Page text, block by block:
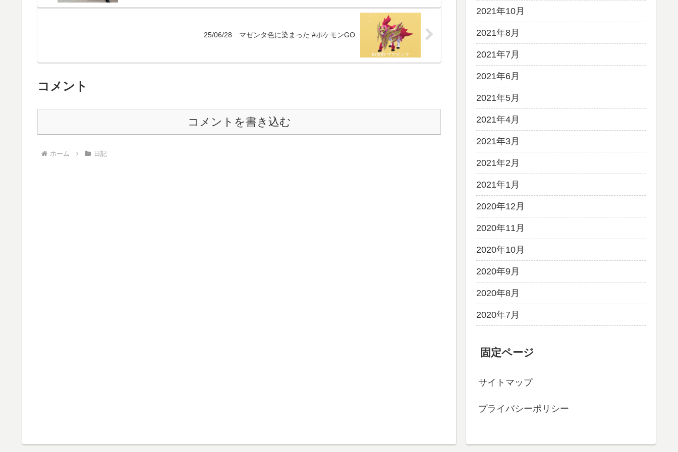
25/06/28 マゼンタ色に染まった #ポケモンGO
コメント
コメントを書き込む
ホーム 日記
2021年10月
2021年8月
2021年7月
2021年6月
2021年5月
2021年4月
2021年3月
2021年2月
2021年1月
2020年12月
2020年11月
2020年10月
2020年9月
2020年8月
2020年7月
固定ページ
サイトマップ
プライバシーポリシー